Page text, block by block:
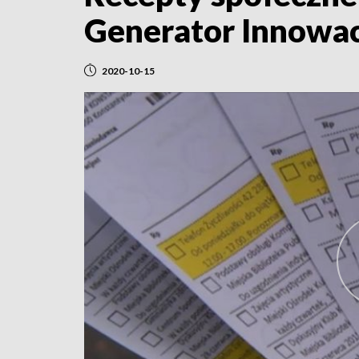
Generator
2020-10-15